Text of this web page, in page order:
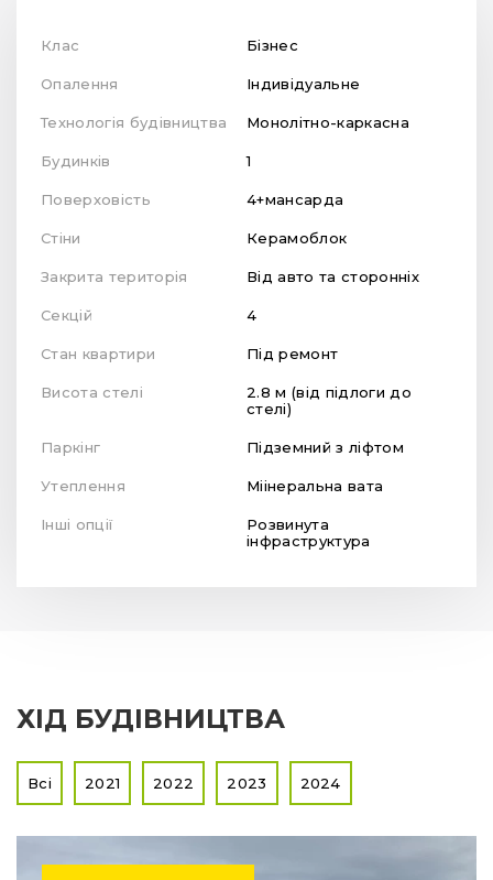
Клас Бізнес
Опалення Індивідуальне
Технологія будівництва Монолітно-каркасна
Будинків 1
Поверховість 4+мансарда
Стіни Керамоблок
Закрита територія Від авто та сторонніх
Секцій 4
Стан квартири Під ремонт
Висота стелі
2.8 м (від підлоги до
стелі)
Паркінг Підземний з ліфтом
Утеплення Міінеральна вата
Інші опції
Розвинута
інфраструктура
ХІД БУДІВНИЦТВА
Всі 2021 2022 2023 2024